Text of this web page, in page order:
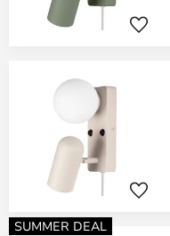
SUMMER DEAL